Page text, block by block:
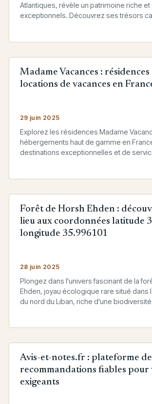
Atlantiques, révèle un patrimoine riche
exceptionnels. Découvrez ses trésors
Madame Vacances : résidences
locations de vacances en
29 juin 2025
Explorez les résidences Madame
hébergements haut de gamme en
destinations exceptionnelles et de
Forêt de Horsh Ehden :
lieu aux coordonnées latitude
longitude 35.996101
28 juin 2025
Plongez dans l'univers fascinant de la
Ehden, joyau écologique rare situé dans
du nord du Liban, riche d'une biodiversité
Avis-et-notes.fr : plateforme de
recommandations fiables pour
exigeants